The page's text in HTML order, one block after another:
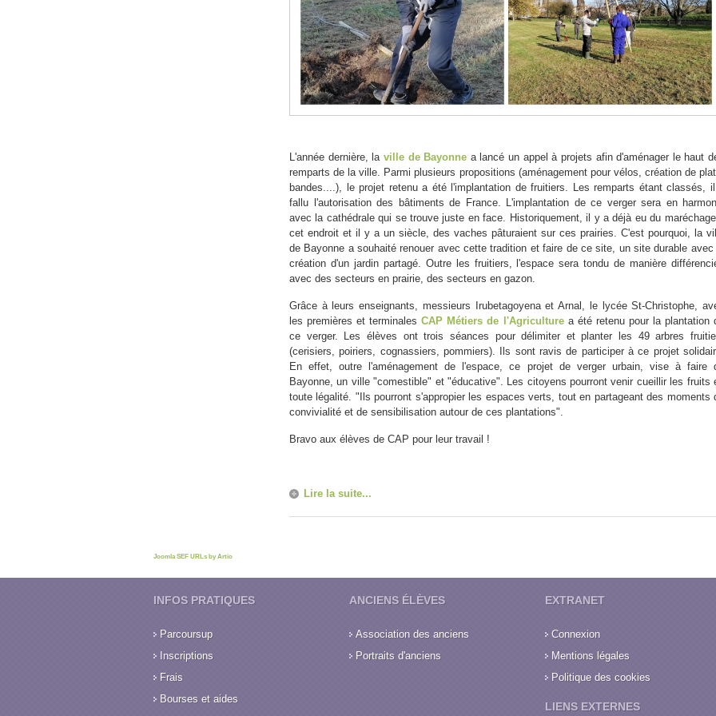
L'année dernière, la ville de Bayonne a lancé un appel à projets afin d'aménager le haut
remparts de la ville. Parmi plusieurs propositions (aménagement pour vélos, création de
bandes....), le projet retenu a été l'implantation de fruitiers. Les remparts étant classés,
fallu l'autorisation des bâtiments de France. L'implantation de ce verger sera en
avec la cathédrale qui se trouve juste en face. Historiquement, il y a déjà eu du
cet endroit et il y a un siècle, des vaches pâturaient sur ces prairies. C'est pourquoi, la
de Bayonne a souhaité renouer avec cette tradition et faire de ce site, un site durable avec
création d'un jardin partagé. Outre les fruitiers, l'espace sera tondu de manière
avec des secteurs en prairie, des secteurs en gazon.
Grâce à leurs enseignants, messieurs Irubetagoyena et Arnal, le lycée St-Christophe,
les premières et terminalesCAP Métiers de l'Agriculturea été retenu pour la plantation
ce verger. Les élèves ont trois séances pour délimiter et planter les 49 arbres
(cerisiers, poiriers, cognassiers, pommiers). Ils sont ravis de participer à ce projet
En effet, outre l'aménagement de l'espace, ce projet de verger urbain, vise à faire
Bayonne, un ville "comestible" et "éducative". Les citoyens pourront venir cueillir les fruits
toute légalité. "Ils pourront s'appropier les espaces verts, tout en partageant des moments
convivialité et de sensibilisation autour de ces plantations".
Bravo aux élèves de CAP pour leur travail !
Lire la suite...
Joomla SEF URLs by Artio
INFOS PRATIQUES
Parcoursup
Inscriptions
Frais
Bourses et aides
ANCIENS ÉLÈVES
Association des anciens
Portraits d'anciens
EXTRANET
Connexion
Mentions légales
Politique des cookies
LIENS EXTERNES